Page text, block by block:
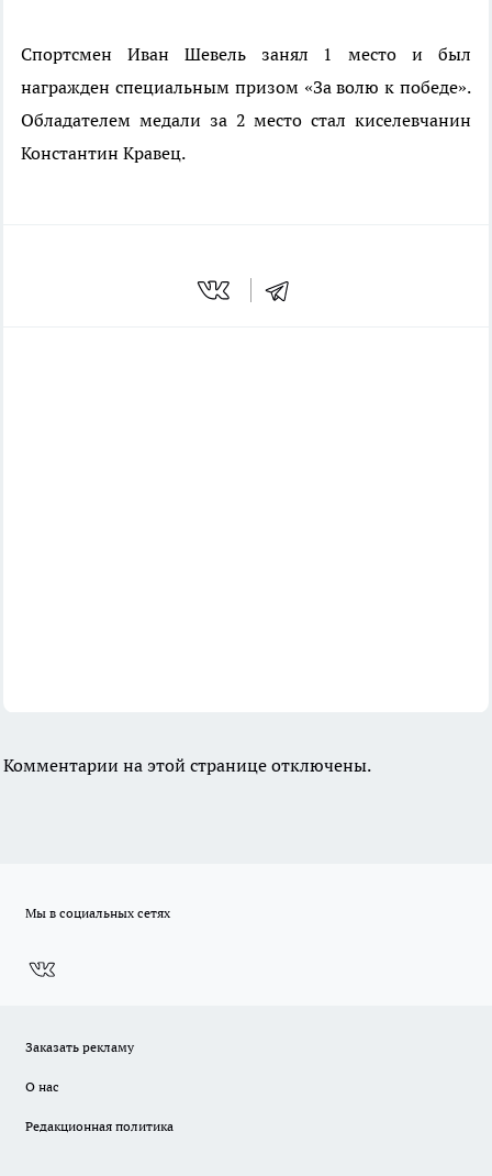
Спортсмен Иван Шевель занял 1 место и был
награжден специальным призом «За волю к победе».
Обладателем медали за 2 место стал киселевчанин
Константин Кравец.
Комментарии на этой странице отключены.
Мы в социальных сетях
Заказать рекламу
О нас
Редакционная политика